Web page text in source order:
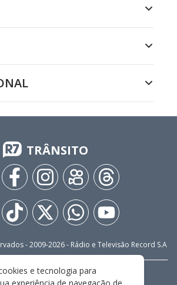
TRÂNSITO
- 2009-2026- Rádio e Televisão Record S.A
FALE CONOSCO PRIVACIDADE
e tecnologia para